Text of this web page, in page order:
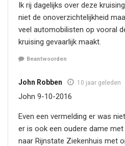
Ik rij dagelijks over deze
niet de onoverzichtelijkheid
veel automobilisten op vooral
kruising gevaarlijk maakt.
Beantwoorden
John Robben 10 jaar geleden
John 9-10-2016
Even een vermelding er was
er is ook een oudere dame
naar Rijnstate Ziekenhuis met